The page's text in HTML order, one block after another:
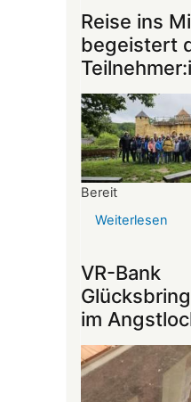
der
Reise ins
begeistert
Bereit
Weiterlesen
die
VR-Bank
im